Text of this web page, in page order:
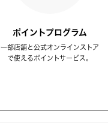
ポイントプログラム
一部店舗と公式オンラインストア
で使えるポイントサービス。